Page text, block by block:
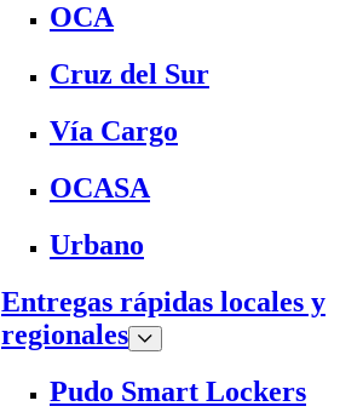
OCA
Cruz del Sur
Vía Cargo
OCASA
Urbano
Entregas rápidas locales y
regionales
Pudo Smart Lockers